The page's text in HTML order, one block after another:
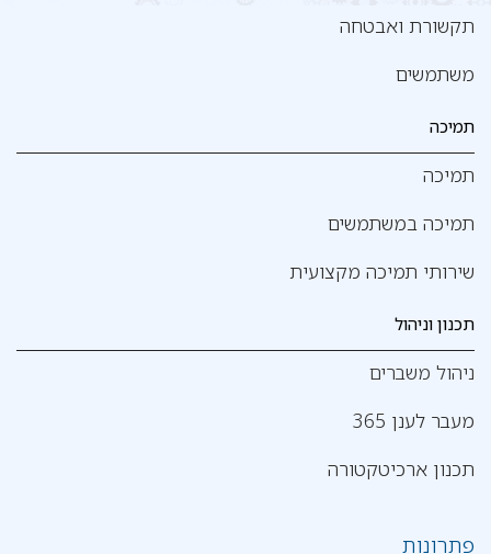
תקשורת ואבטחה
משתמשים
תמיכה
תמיכה
תמיכה במשתמשים
שירותי תמיכה מקצועית
תכנון וניהול
ניהול משברים
מעבר לענן 365
תכנון ארכיטקטורה
פתרונות